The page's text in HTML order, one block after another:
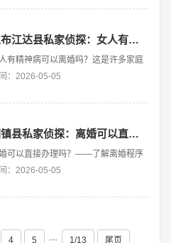
的加快和价值观的转变，关于“出轨”
女生出轨率占比成为许多人关注的焦
工布江达县私家侦探：女人有精神病可以离婚吗
有精神病可以离婚吗？这是许多家庭
律实践中常见的疑问。随着社会对心
注精神疾病在婚姻中的法律地位及其
”这一主题，结合相关法律法规与实际
：2026-05-05
固镇县私家侦探：离婚可以直接办理吗
可以直接办理吗？——了解离婚程序
键问题在现代社会，离婚已成为许多
直接办理吗？”这一问题常常困扰着许
情况等多个方面···
：2026-05-05
4 5 ··· 1/13 尾页